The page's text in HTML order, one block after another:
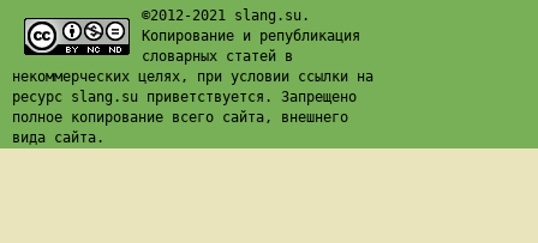
©2012-2021 slang.su.
Копирование и републикация
словарных статей в
некоммерческих целях, при условии ссылки на
ресурс slang.su приветствуется. Запрещено
полное копирование всего сайта, внешнего
вида сайта.